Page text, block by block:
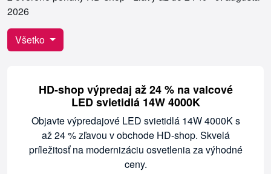
2026
Všetko
HD-shop výpredaj až 24 % na valcové
LED svietidlá 14W 4000K
Objavte výpredajové LED svietidlá 14W 4000K s
až 24 % zľavou v obchode HD-shop. Skvelá
príležitosť na modernizáciu osvetlenia za výhodné
ceny.